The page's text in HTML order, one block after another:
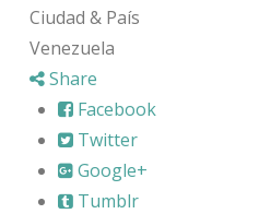
Ciudad & País
Venezuela
Share
Facebook
Twitter
Google+
Tumblr